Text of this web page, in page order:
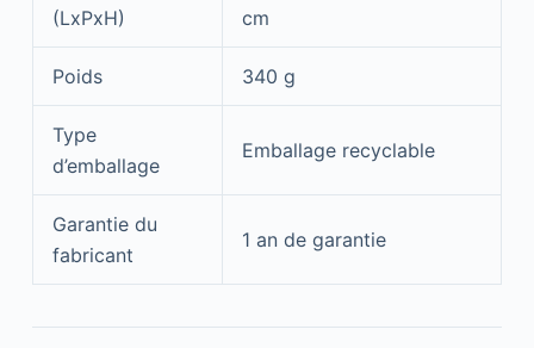
(LxPxH)
cm
Poids 340 g
Type
d’emballage
Emballage recyclable
Garantie du
fabricant
1 an de garantie